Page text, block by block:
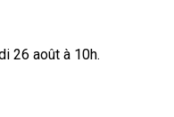
26 août à 10h.